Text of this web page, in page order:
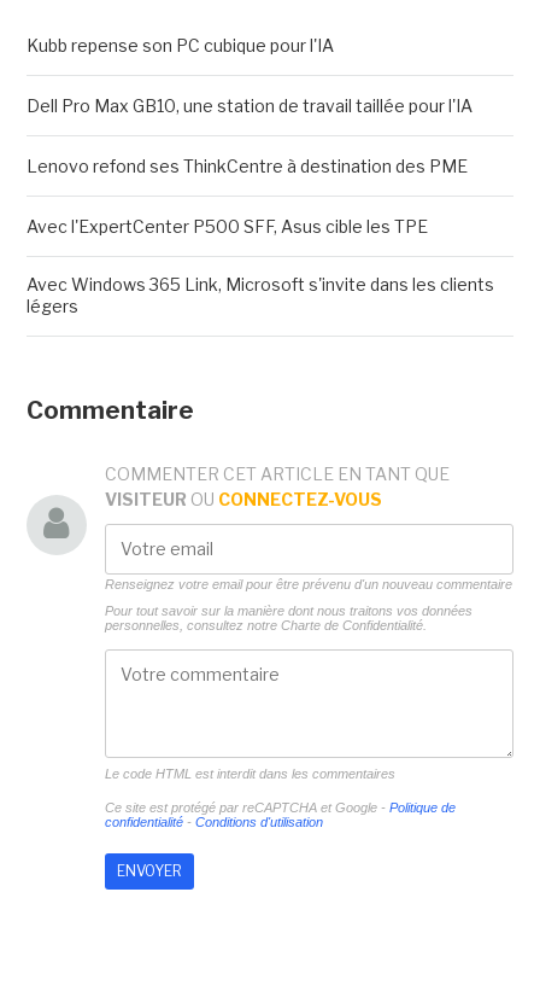
Kubb repense son PC cubique pour l'IA
Dell Pro Max GB10, une station de travail taillée pour l'IA
Lenovo refond ses ThinkCentre à destination des PME
Avec l'ExpertCenter P500 SFF, Asus cible les TPE
Avec Windows 365 Link, Microsoft s'invite dans les clients
légers
Commentaire
COMMENTER CET ARTICLE EN TANT QUE
VISITEUR OU CONNECTEZ-VOUS
Renseignez votre email pour être prévenu d'un nouveau commentaire
Pour tout savoir sur la manière dont nous traitons vos données
personnelles, consultez notre Charte de Confidentialité.
Le code HTML est interdit dans les commentaires
Ce site est protégé par reCAPTCHA et Google - Politique de
confidentialité- Conditions d'utilisation